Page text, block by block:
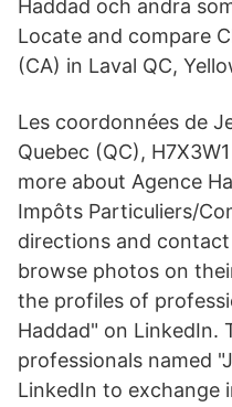
Haddad och andra
Locate and compare
(CA) in Laval QC,
Les coordonnées de
Quebec (QC),
more about Agence
Impôts Particuliers/
directions and
browse photos on
the profiles of
Haddad" on LinkedIn.
professionals named
LinkedIn to exchange